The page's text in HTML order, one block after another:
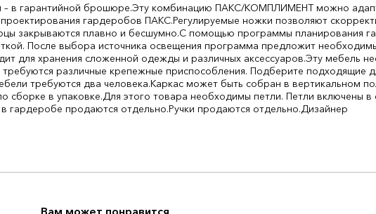
– в гарантийной брошюре.Эту комбинацию ПАКС/КОМПЛИМЕНТ можно
гардеробов ПАКС.Регулируемые ножки позволяют
закрываются плавно и бесшумно.С помощью программы планирования
После выбора источника освещения программа предложит
для хранения сложенной одежды и различных аксессуаров.Эту мебель
требуются различные крепежные приспособления. Подберите подходящие
требуются два человека.Каркас может быть собран в вертикальном
сборке в упаковке.Для этого товара необходимы петли. Петли включены
гардеробе продаются отдельно.Ручки продаются отдельно.Дизайнер
Вам может понравится